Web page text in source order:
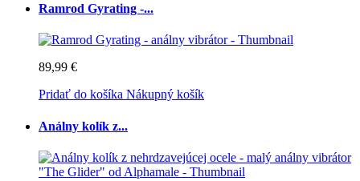
Ramrod Gyrating -...
89,99 €
Pridať do košíka Nákupný košík
Análny kolík z...